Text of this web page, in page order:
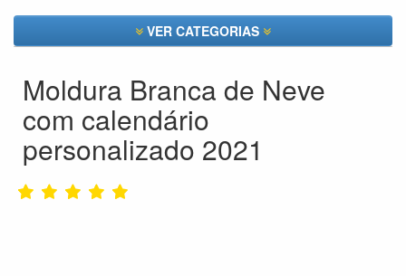
VER CATEGORIAS
Moldura Branca de Neve
com calendário
personalizado 2021